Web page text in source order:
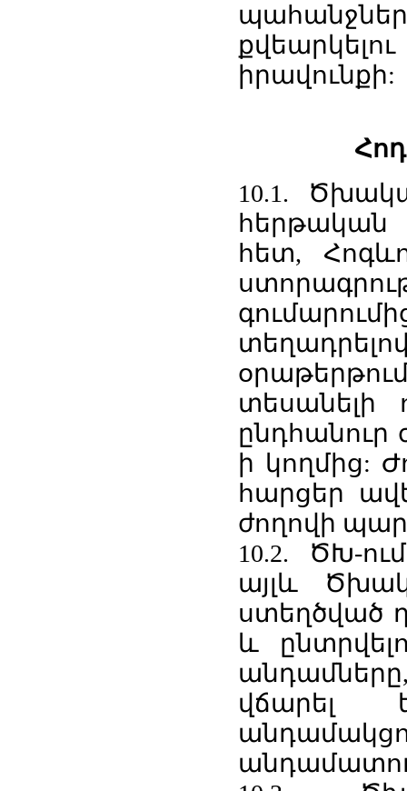
իրավունքի:
10.1.
հերթական
հետ,
տեսանելի
ընդհանուր
ի կողմից:
հարցեր
ժողովի
10.2. ԾԽ-
այլև
ստեղծված
և
վճարել